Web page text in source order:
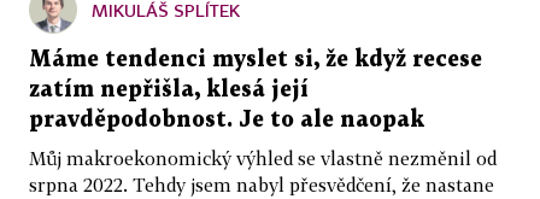
MIKULÁŠ SPLÍTEK
Máme tendenci myslet si, že když recese
zatím nepřišla, klesá její
pravděpodobnost. Je to ale naopak
Můj makroekonomický výhled se vlastně nezměnil od
srpna 2022. Tehdy jsem nabyl přesvědčení, že nastane